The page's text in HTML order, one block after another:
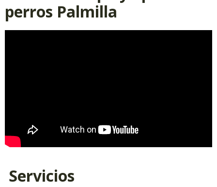
perros Palmilla
Servicios